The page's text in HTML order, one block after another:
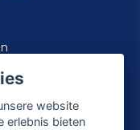
website
erlebnis bieten